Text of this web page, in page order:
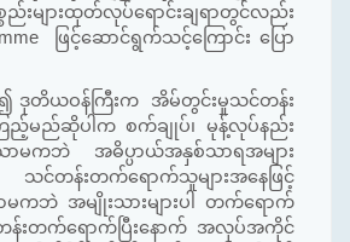
းများထုတ်လုပ်ရောင်းချရာတွင်လည်း
ဖြင့်ဆောင်ရွက်သင့်ကြောင်း ပြော
ဝန်ကြီးက အိမ်တွင်းမှုသင်တန်း
ကြည့်မည်ဆိုပါက စက်ချုပ်၊ မုန့်လုပ်နည်း
သာမကဘဲ အဓိပ္ပာယ်အနှစ်သာရအများ
သင်တန်းတက်ရောက်သူများအနေဖြင့်
ာမကဘဲ အမျိုးသားများပါ တက်ရောက်
တန်းတက်ရောက်ပြီးနောက် အလုပ်အကိုင်